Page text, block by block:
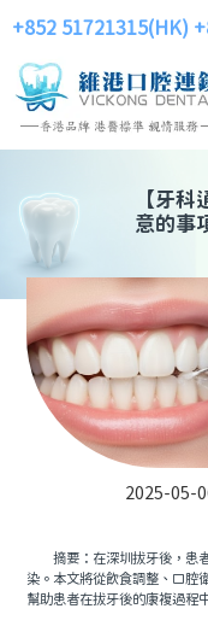
+852 51721315(HK)
【牙科
意的事
2025-05-
摘要：在深圳拔牙後，患者
染。本文將從飲食調整、口腔
幫助患者在拔牙後的康複過程